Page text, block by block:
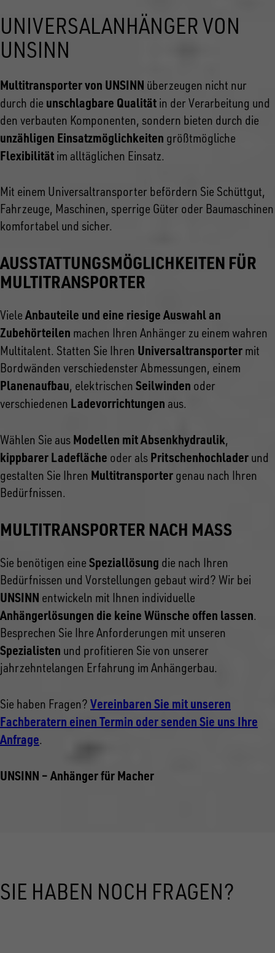
UNIVERSALANHÄNGER VON
UNSINN
Multitransporter von UNSINN überzeugen nicht nur
durch die unschlagbare Qualität in der Verarbeitung und
den verbauten Komponenten, sondern bieten durch die
unzähligen Einsatzmöglichkeiten größtmögliche
Flexibilität im alltäglichen Einsatz.
Mit einem Universaltransporter befördern Sie Schüttgut,
Fahrzeuge, Maschinen, sperrige Güter oder Baumaschinen
komfortabel und sicher.
AUSSTATTUNGSMÖGLICHKEITEN FÜR
MULTITRANSPORTER
Viele Anbauteile und eine riesige Auswahl an
Zubehörteilen machen Ihren Anhänger zu einem wahren
Multitalent. Statten Sie Ihren Universaltransporter mit
Bordwänden verschiedenster Abmessungen, einem
Planenaufbau, elektrischen Seilwinden oder
verschiedenen Ladevorrichtungen aus.
Wählen Sie aus Modellen mit Absenkhydraulik,
kippbarer Ladefläche oder als Pritschenhochlader und
gestalten Sie Ihren Multitransporter genau nach Ihren
Bedürfnissen.
MULTITRANSPORTER NACH MASS
Sie benötigen eine Speziallösung die nach Ihren
Bedürfnissen und Vorstellungen gebaut wird? Wir bei
UNSINN entwickeln mit Ihnen individuelle
Anhängerlösungen die keine Wünsche offen lassen.
Besprechen Sie Ihre Anforderungen mit unseren
Spezialisten und profitieren Sie von unserer
jahrzehntelangen Erfahrung im Anhängerbau.
Sie haben Fragen? Vereinbaren Sie mit unseren
Fachberatern einen Termin oder senden Sie uns Ihre
Anfrage.
UNSINN – Anhänger für Macher
SIE HABEN NOCH FRAGEN?